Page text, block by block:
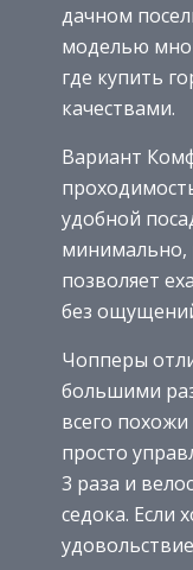
дачном
моделью
где купить
качествами.
Вариант
удобной
минимально,
позволяет
без
Чопперы
большими
всего
просто
3 раза и
седока. Если